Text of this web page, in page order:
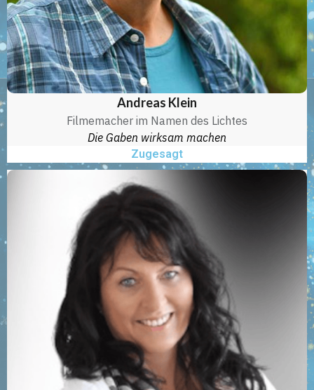
Andreas Klein
Filmemacher im Namen des Lichtes
Die Gaben wirksam machen
Zugesagt